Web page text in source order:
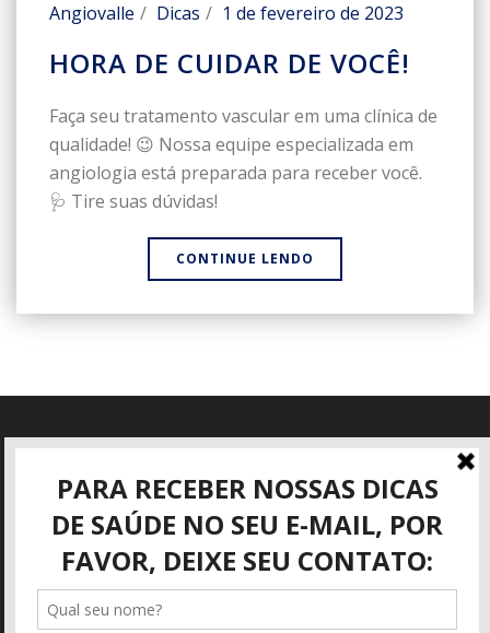
Angiovalle Dicas 1 de fevereiro de 2023
HORA DE CUIDAR DE VOCÊ!
Faça seu tratamento vascular em uma clínica de
qualidade! 😉 Nossa equipe especializada em
angiologia está preparada para receber você.
🩺 Tire suas dúvidas!
CONTINUE LENDO
Rua José Mattar, 40
São José dos Campos - SP
(12) 3942-3416
adm@angioviva.com.br
https://angioviva.com.br